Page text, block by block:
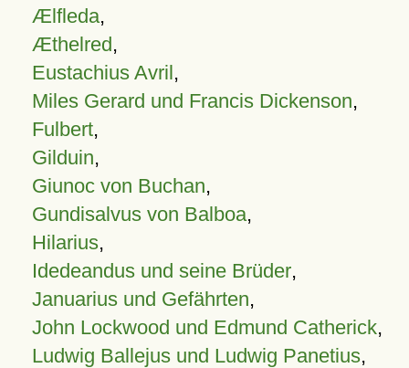
Ælfleda,
Æthelred,
Eustachius Avril,
Miles Gerard und Francis Dickenson,
Fulbert,
Gilduin,
Giunoc von Buchan,
Gundisalvus von Balboa,
Hilarius,
Idedeandus und seine Brüder,
Januarius und Gefährten,
John Lockwood und Edmund Catherick,
Ludwig Ballejus und Ludwig Panetius,